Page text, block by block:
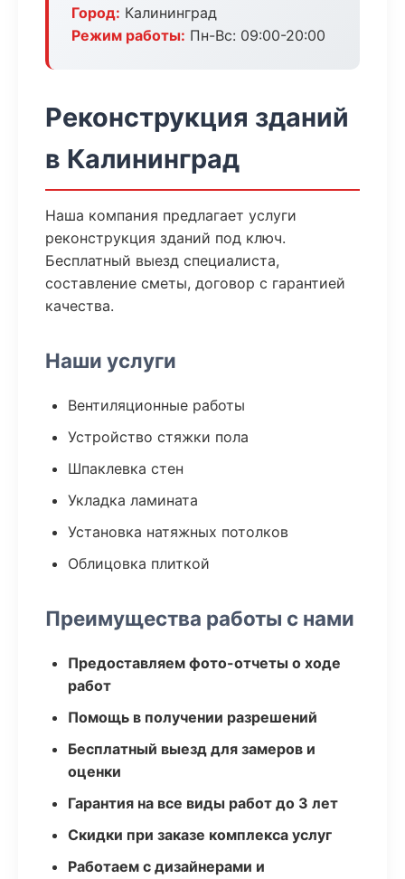
Город: Калининград
Режим работы: Пн-Вс: 09:00-20:00
Реконструкция зданий
в Калининград
Наша компания предлагает услуги
реконструкция зданий под ключ.
Бесплатный выезд специалиста,
составление сметы, договор с гарантией
качества.
Наши услуги
Вентиляционные работы
Устройство стяжки пола
Шпаклевка стен
Укладка ламината
Установка натяжных потолков
Облицовка плиткой
Преимущества работы с нами
Предоставляем фото-отчеты о ходе
работ
Помощь в получении разрешений
Бесплатный выезд для замеров и
оценки
Гарантия на все виды работ до 3 лет
Скидки при заказе комплекса услуг
Работаем с дизайнерами и